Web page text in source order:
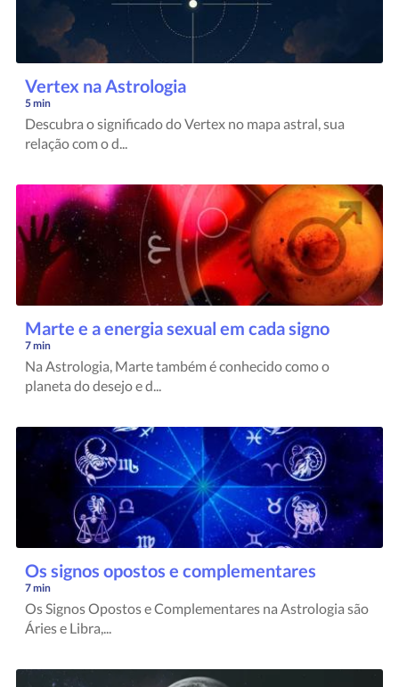
Vertex na Astrologia
5 min
Descubra o significado do Vertex no mapa astral, sua
relação com o d...
Marte e a energia sexual em cada signo
7 min
Na Astrologia, Marte também é conhecido como o
planeta do desejo e d...
Os signos opostos e complementares
7 min
Os Signos Opostos e Complementares na Astrologia são
Áries e Libra,...